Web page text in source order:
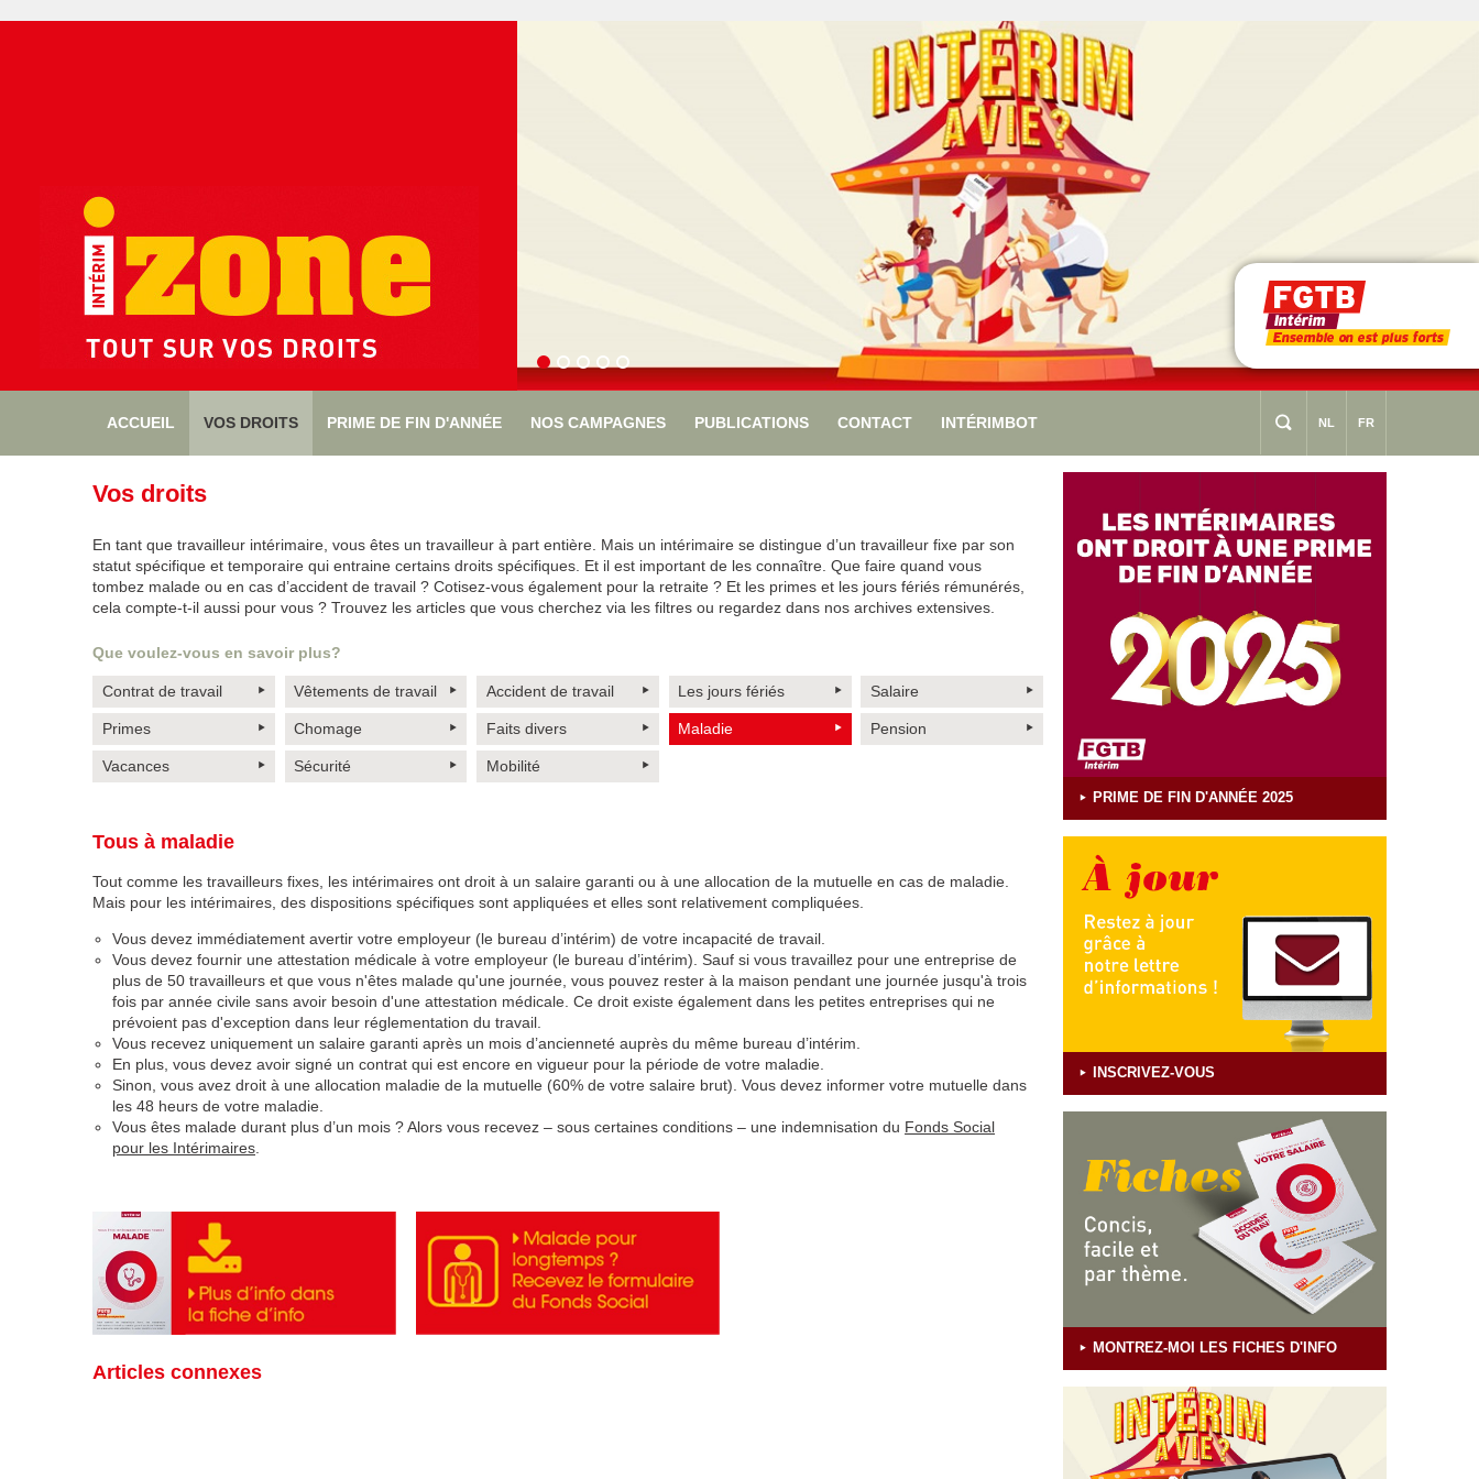
ACCUEIL VOS DROITS PRIME DE FIN D'ANNÉE NOS CAMPAGNES PUBLICATIONS CONTACT INTÉRIMBOT s NL FR
Vos droits
En tant que travailleur intérimaire, vous êtes un travailleur à part entière. Mais un intérimaire se distingue d’un travailleur fixe par son
statut spécifique et temporaire qui entraine certains droits spécifiques. Et il est important de les connaître. Que faire quand vous
tombez malade ou en cas d’accident de travail ? Cotisez-vous également pour la retraite ? Et les primes et les jours fériés rémunérés,
cela compte-t-il aussi pour vous ? Trouvez les articles que vous cherchez via les filtres ou regardez dans nos archives extensives.
Que voulez-vous en savoir plus?
Contrat de travail Vêtements de travail Accident de travail Les jours fériés Salaire
Primes Chomage Faits divers Maladie Pension
Vacances Sécurité Mobilité
Tous à maladie
Tout comme les travailleurs fixes, les intérimaires ont droit à un salaire garanti ou à une allocation de la mutuelle en cas de maladie.
Mais pour les intérimaires, des dispositions spécifiques sont appliquées et elles sont relativement compliquées.
Vous devez immédiatement avertir votre employeur (le bureau d’intérim) de votre incapacité de travail.
Vous devez fournir une attestation médicale à votre employeur (le bureau d’intérim). Sauf si vous travaillez pour une entreprise de
plus de 50 travailleurs et que vous n'êtes malade qu'une journée, vous pouvez rester à la maison pendant une journée jusqu'à trois
fois par année civile sans avoir besoin d'une attestation médicale. Ce droit existe également dans les petites entreprises qui ne
prévoient pas d'exception dans leur réglementation du travail.
Vous recevez uniquement un salaire garanti après un mois d’ancienneté auprès du même bureau d’intérim.
En plus, vous devez avoir signé un contrat qui est encore en vigueur pour la période de votre maladie.
Sinon, vous avez droit à une allocation maladie de la mutuelle (60% de votre salaire brut). Vous devez informer votre mutuelle dans
les 48 heurs de votre maladie.
Vous êtes malade durant plus d’un mois ? Alors vous recevez – sous certaines conditions – une indemnisation du Fonds Social
pour les Intérimaires
Articles connexes
PRIME DE FIN D'ANNÉE 2025
INSCRIVEZ-VOUS
MONTREZ-MOI LES FICHES D'INFO